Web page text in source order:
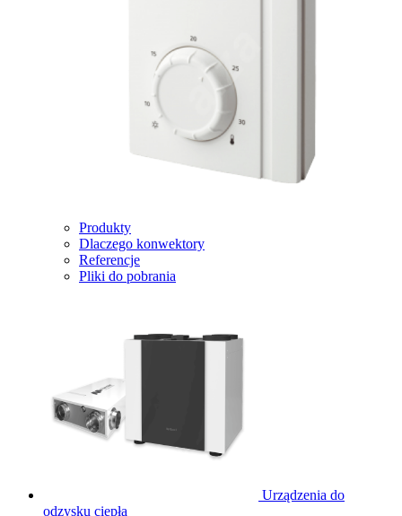
Produkty
Dlaczego konwektory
Referencje
Pliki do pobrania
Urządzenia do
odzysku ciepła